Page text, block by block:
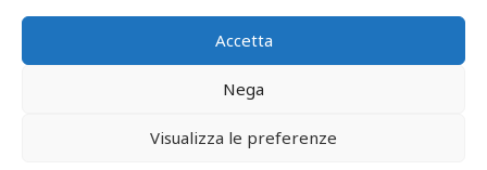
Accetta
Nega
Visualizza le preferenze
LEGGI ALTRO...